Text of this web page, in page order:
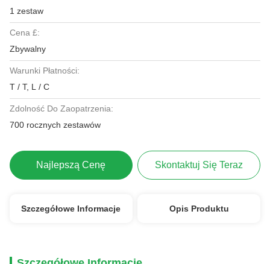
1 zestaw
Cena £:
Zbywalny
Warunki Płatności:
T / T, L / C
Zdolność Do Zaopatrzenia:
700 rocznych zestawów
Najlepszą Cenę Skontaktuj Się Teraz
Szczegółowe Informacje Opis Produktu